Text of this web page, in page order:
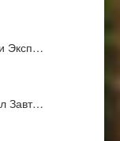
Эксп…
Завт…